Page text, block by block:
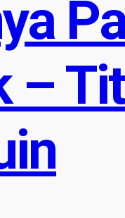
–